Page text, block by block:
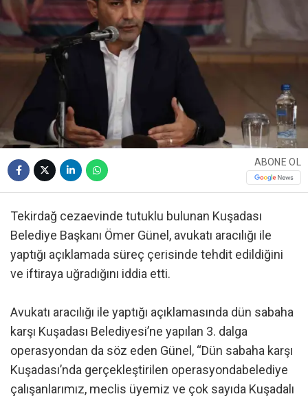
ABONE OL
Tekirdağ cezaevinde tutuklu bulunan Kuşadası
Belediye Başkanı Ömer Günel, avukatı aracılığı ile
yaptığı açıklamada süreç çerisinde tehdit edildiğini
ve iftiraya uğradığını iddia etti.
Avukatı aracılığı ile yaptığı açıklamasında dün sabaha
karşı Kuşadası Belediyesi’ne yapılan 3. dalga
operasyondan da söz eden Günel, “Dün sabaha karşı
Kuşadası’nda gerçekleştirilen operasyondabelediye
çalışanlarımız, meclis üyemiz ve çok sayıda Kuşadalı